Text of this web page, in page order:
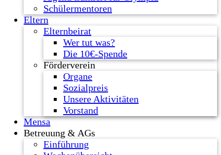
Schülermentoren
Eltern
Elternbeirat
Wer tut was?
Die 10€-Spende
Förderverein
Organe
Sozialpreis
Unsere Aktivitäten
Vorstand
Mensa
Betreuung & AGs
Einführung